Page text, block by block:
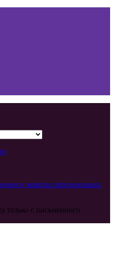
и защиты персональных
только с письменного